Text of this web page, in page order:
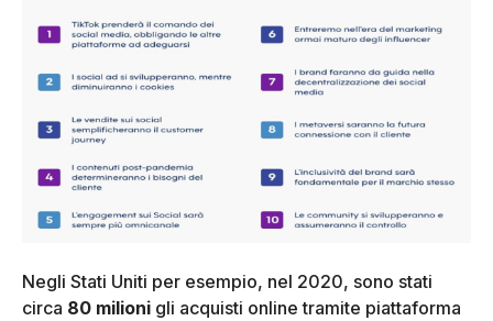
Negli Stati Uniti per esempio, nel 2020, sono stati
circa 80 milioni gli acquisti online tramite piattaforma